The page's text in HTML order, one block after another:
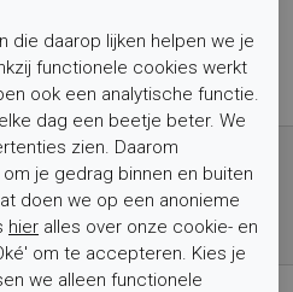
NL)
Klarna
die daarop lijken helpen we je
functionele cookies werkt
ook een analytische functie.
dag een beetje beter. We
zien. Daarom
je gedrag binnen en buiten
doen we op een anonieme
hier alles over onze cookie- en
om te accepteren. Kies je
we alleen functionele